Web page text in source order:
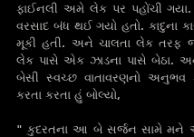
ફાઈનલી અમે લેક પર પહોંચી ગયા.
વરસાદ બંધ થઈ ગયો હતો. કાદુના
મૂકી હતી. અને ચાલતા લેક તરફ
લેક પાસે એક ઝાડના પાસે બેઠા.
બેસી સ્વચ્છ વાતાવરણનો અનુભવ
કરતા કરતા હું બોલ્યો,
" કુદરતના આ બે સર્જન સામે મને